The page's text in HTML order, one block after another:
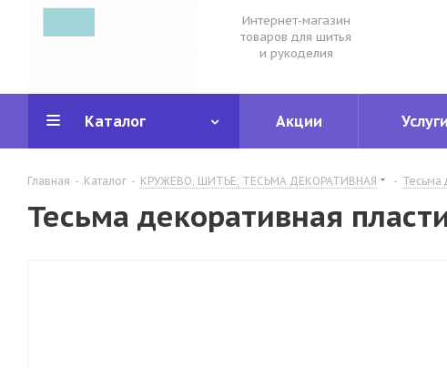
Интернет-магазин
товаров для шитья
и рукоделия
Каталог Акции Услуги
Главная - Каталог - КРУЖЕВО, ШИТЬЕ, ТЕСЬМА ДЕКОРАТИВНАЯ - Тесьма
Тесьма декоративная